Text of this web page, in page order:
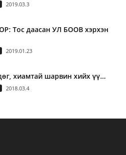
2019.03.3
Тос даасан УЛ БООВ хэрхэн
2019.01.23
хиамтай шарвин хийх үү…
2018.03.4